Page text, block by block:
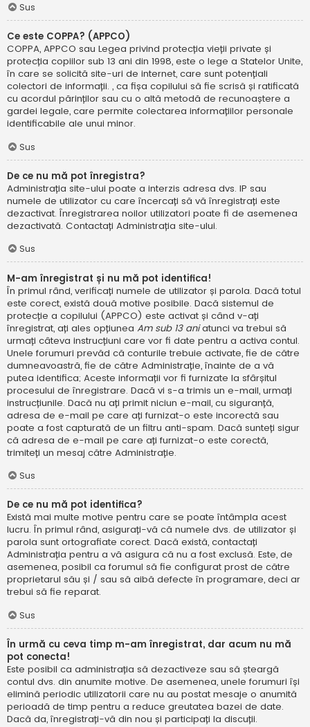
Sus
Ce este COPPA? (APPCO)
COPPA, APPCO sau Legea privind protecția vieții private și
protecția copiilor sub 13 ani din 1998, este o lege a Statelor Unite,
în care se solicită site-uri de internet, care sunt potențiali
colectori de informații. , ca fișa copilului să fie scrisă și ratificată
cu acordul părinților sau cu o altă metodă de recunoaștere a
gardei legale, care permite colectarea informațiilor personale
identificabile ale unui minor.
Sus
De ce nu mă pot înregistra?
Administrația site-ului poate a interzis adresa dvs. IP sau
numele de utilizator cu care încercați să vă înregistrați este
dezactivat. Înregistrarea noilor utilizatori poate fi de asemenea
dezactivată. Contactați Administrația site-ului.
Sus
M-am înregistrat și nu mă pot identifica!
În primul rând, verificați numele de utilizator și parola. Dacă totul
este corect, există două motive posibile. Dacă sistemul de
protecție a copilului (APPCO) este activat și când v-ați
înregistrat, ați ales opțiunea Am sub 13 aniatunci va trebui să
urmați câteva instrucțiuni care vor fi date pentru a activa contul.
Unele forumuri prevăd că conturile trebuie activate, fie de către
dumneavoastră, fie de către Administrație, înainte de a vă
putea identifica; Aceste informații vor fi furnizate la sfârșitul
procesului de înregistrare. Dacă vi s-a trimis un e-mail, urmați
instrucțiunile. Dacă nu ați primit niciun e-mail, cu siguranță,
adresa de e-mail pe care ați furnizat-o este incorectă sau
poate a fost capturată de un filtru anti-spam. Dacă sunteți sigur
că adresa de e-mail pe care ați furnizat-o este corectă,
trimiteți un mesaj către Administrație.
Sus
De ce nu mă pot identifica?
Există mai multe motive pentru care se poate întâmpla acest
lucru. În primul rând, asigurați-vă că numele dvs. de utilizator și
parola sunt ortografiate corect. Dacă există, contactați
Administrația pentru a vă asigura că nu a fost exclusă. Este, de
asemenea, posibil ca forumul să fie configurat prost de către
proprietarul său și / sau să aibă defecte în programare, deci ar
trebui să fie reparat.
Sus
În urmă cu ceva timp m-am înregistrat, dar acum nu mă
pot conecta!
Este posibil ca administrația să dezactiveze sau să șteargă
contul dvs. din anumite motive. De asemenea, unele forumuri își
elimină periodic utilizatorii care nu au postat mesaje o anumită
perioadă de timp pentru a reduce greutatea bazei de date.
Dacă da, înregistrați-vă din nou și participați la discuții.